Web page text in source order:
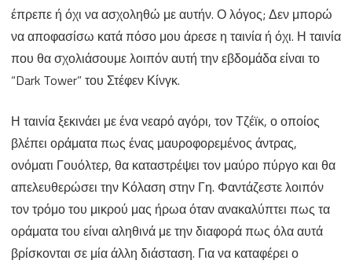
έπρεπε ή όχι να ασχοληθώ με αυτήν. Ο λόγος; Δεν μπορώ
να αποφασίσω κατά πόσο μου άρεσε η ταινία ή όχι. Η ταινία
που θα σχολιάσουμε λοιπόν αυτή την εβδομάδα είναι το
“Dark Tower” του Στέφεν Κίνγκ.
Η ταινία ξεκινάει με ένα νεαρό αγόρι, τον Τζέϊκ, ο οποίος
βλέπει οράματα πως ένας μαυροφορεμένος άντρας,
ονόματι Γουόλτερ, θα καταστρέψει τον μαύρο πύργο και θα
απελευθερώσει την Κόλαση στην Γη. Φαντάζεστε λοιπόν
τον τρόμο του μικρού μας ήρωα όταν ανακαλύπτει πως τα
οράματα του είναι αληθινά με την διαφορά πως όλα αυτά
βρίσκονται σε μία άλλη διάσταση. Για να καταφέρει ο